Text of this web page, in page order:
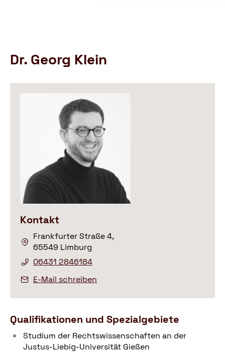
Dr. Georg Klein
Kontakt
Frankfurter Straße 4,
65549 Limburg
06431 2846184
E-Mail schreiben
Qualifikationen und Spezialgebiete
Studium der Rechtswissenschaften an der
Justus-Liebig-Universität Gießen